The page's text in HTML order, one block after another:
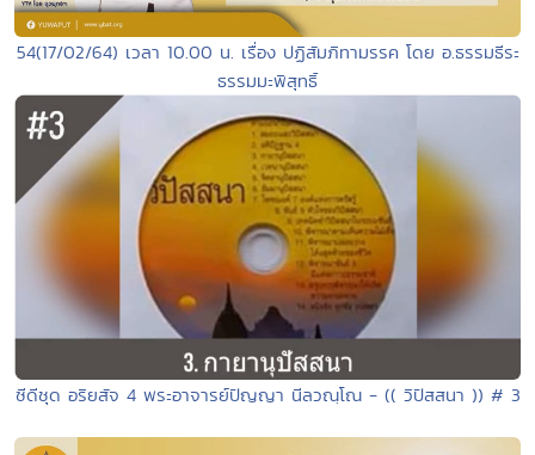
54(17/02/64) เวลา 10.00 น. เรื่อง ปฏิสัมภิทามรรค โดย อ.ธรรมธีระ
ธรรมมะพิสุทธิ์
ซีดีชุด อริยสัจ 4 พระอาจารย์ปัญญา นีลวณฺโณ - (( วิปัสสนา )) # 3